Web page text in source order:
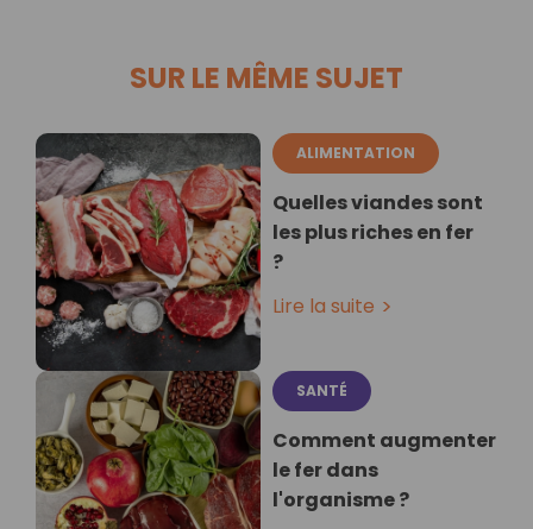
SUR LE MÊME SUJET
ALIMENTATION
Quelles viandes sont
les plus riches en fer
?
Lire la suite
SANTÉ
Comment augmenter
le fer dans
l'organisme ?